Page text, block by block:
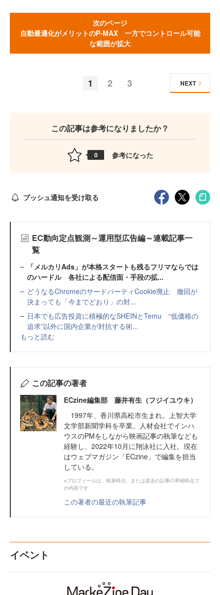
次のページ
自動最適化がメリットのP-MAX 一方でコントロール可能
な範囲が拡大
1 2 3 NEXT
この記事は参考になりましたか？
0 参考になった
プッシュ通知を受け取る
EC動向定点観測～運用型広告編～連載記事一
覧
「メルカリAds」が本格スタートも残るフリマならでは
のハードル 各社による配信面・手段の拡...
どうなるChromeのサードパーティCookie廃止 撤回が
決まっても「今までどおり」の対...
日本でも広告投資に積極的なSHEINとTemu “低価格の
追求”以外に国内企業が対抗する術...
もっと読む
この記事の著者
ECzine編集部 藤井有生（フジイユウキ）
1997年、香川県高松市生まれ。上智大学
文学部新聞学科を卒業。人材会社でインハ
ウスのPMをしながら映画記事の執筆なども
経験し、2022年10月に翔泳社に入社。現在
はウェブマガジン「ECzine」で編集を担当
している。
※プロフィールは、執筆時点、または直近の記事の寄稿時点で
の内容です
この著者の最近の執筆記事
イベント